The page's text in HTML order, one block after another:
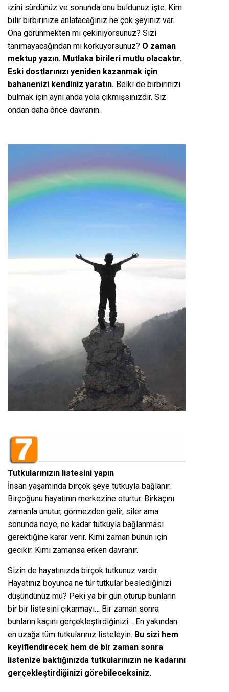
izini sürdünüz ve sonunda onu buldunuz işte. Kim
bilir birbirinize anlatacağınız ne çok şeyiniz var.
Ona görünmekten mi çekiniyorsunuz? Sizi
tanımayacağından mı korkuyorsunuz? O zaman
mektup yazın. Mutlaka birileri mutlu olacaktır.
Eski dostlarınızı yeniden kazanmak için
bahanenizi kendiniz yaratın. Belki de birbirinizi
bulmak için aynı anda yola çıkmışsınızdır. Siz
ondan daha önce davranın.
Tutkularınızın listesini yapın
İnsan yaşamında birçok şeye tutkuyla bağlanır.
Birçoğunu hayatının merkezine oturtur. Birkaçını
zamanla unutur, görmezden gelir, siler ama
sonunda neye, ne kadar tutkuyla bağlanması
gerektiğine karar verir. Kimi zaman bunun için
gecikir. Kimi zamansa erken davranır.
Sizin de hayatınızda birçok tutkunuz vardır.
Hayatınız boyunca ne tür tutkular beslediğinizi
düşündünüz mü? Peki ya bir gün oturup bunların
bir bir listesini çıkarmayı… Bir zaman sonra
bunların kaçını gerçekleştirdiğinizi… En yakından
en uzağa tüm tutkularınız listeleyin. Bu sizi hem
keyiflendirecek hem de bir zaman sonra
listenize baktığınızda tutkularınızın ne kadarını
gerçekleştirdiğinizi görebileceksiniz.